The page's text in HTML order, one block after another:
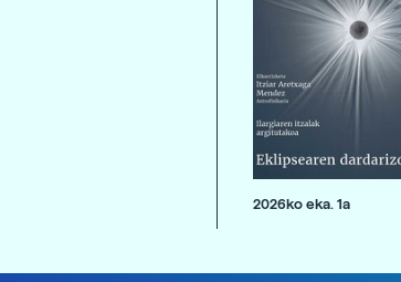
2026ko eka. 1a